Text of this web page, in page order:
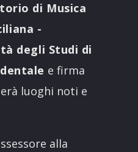
di Musica
-
degli Studi di
e firma
luoghi noti e
alla